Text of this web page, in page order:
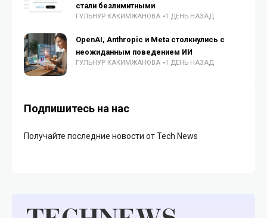
стали безлимитными
ГУЛЬНУР КАКИМЖАНОВА 1 ДЕНЬ НАЗАД
OpenAI, Anthropic и Meta столкнулись с
неожиданным поведением ИИ
ГУЛЬНУР КАКИМЖАНОВА 1 ДЕНЬ НАЗАД
Подпишитесь на нас
Получайте последние новости от Tech News